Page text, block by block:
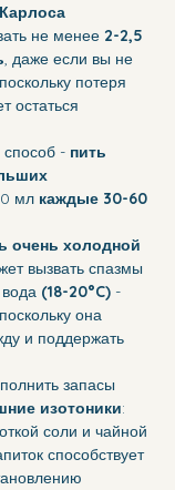
не менее 2-2,5
, даже если вы не
потеря
остаться
- пить
мл каждые 30-60
очень холодной
вызвать спазмы
(18-20°C) -
она
и поддержать
запасы
изотоники:
соли и чайной
способствует